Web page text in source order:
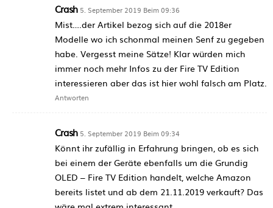
Crash 5. September 2019 Beim 09:36
Mist….der Artikel bezog sich auf die 2018er
Modelle wo ich schonmal meinen Senf zu gegeben
habe. Vergesst meine Sätze! Klar würden mich
immer noch mehr Infos zu der Fire TV Edition
interessieren aber das ist hier wohl falsch am Platz.
Antworten
Crash 5. September 2019 Beim 09:34
Könnt ihr zufällig in Erfahrung bringen, ob es sich
bei einem der Geräte ebenfalls um die Grundig
OLED – Fire TV Edition handelt, welche Amazon
bereits listet und ab dem 21.11.2019 verkauft? Das